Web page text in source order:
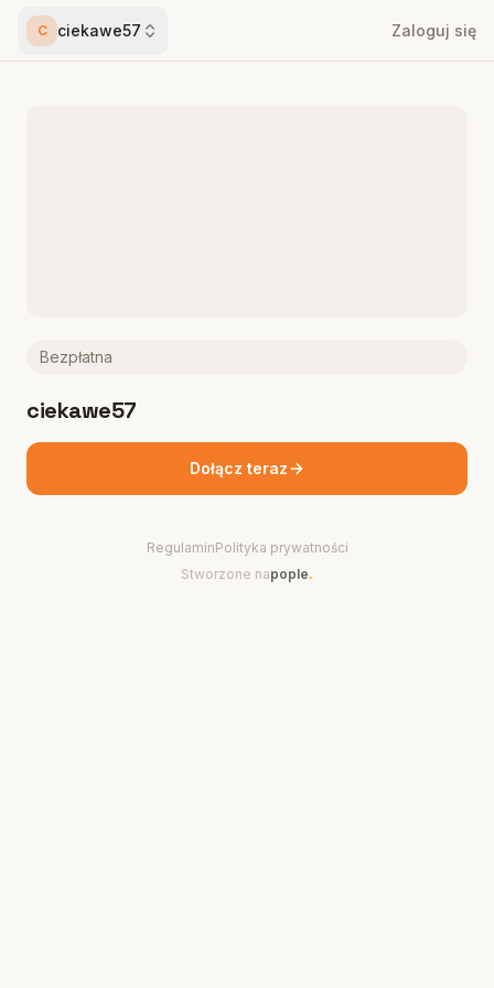
C ciekawe57 Zaloguj się
Bezpłatna
ciekawe57
Dołącz teraz
RegulaminPolityka prywatności
Stworzone napople.